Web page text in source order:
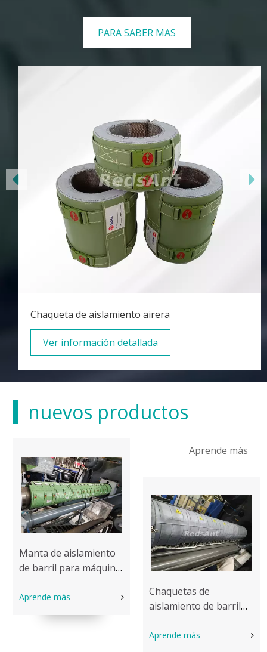
PARA SABER MAS
Chaqueta de aislamiento airera
Ver información detallada
nuevos productos
Aprende más
Manta de aislamiento
de barril para máquina
de moldeo por
inyección
Aprende más
Chaquetas de
aislamiento de barril
para máquina de
moldeo por inyección
Aprende más